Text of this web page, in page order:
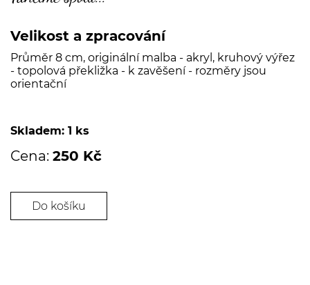
Velikost a zpracování
Průměr 8 cm, originální malba - akryl, kruhový výřez
- topolová překližka - k zavěšení - rozměry jsou
orientační
Skladem: 1 ks
Cena: 250 Kč
Do košíku